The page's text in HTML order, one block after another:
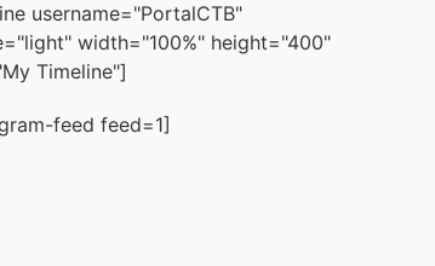
username="PortalCTB"
width="100%" height="400"
Timeline"]
feed feed=1]